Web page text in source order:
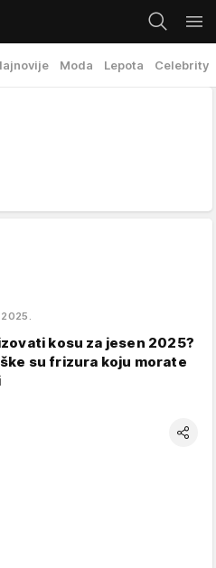
Moda Lepota Celebrity
kosu za jesen 2025?
su frizura koju morate